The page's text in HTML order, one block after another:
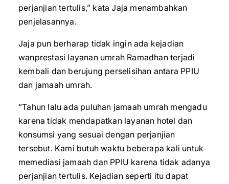
perjanjian tertulis,” kata Jaja menambahkan
penjelasannya.
Jaja pun berharap tidak ingin ada kejadian
wanprestasi layanan umrah Ramadhan terjadi
kembali dan berujung perselisihan antara PPIU
dan jamaah umrah.
“Tahun lalu ada puluhan jamaah umrah mengadu
karena tidak mendapatkan layanan hotel dan
konsumsi yang sesuai dengan perjanjian
tersebut. Kami butuh waktu beberapa kali untuk
memediasi jamaah dan PPIU karena tidak adanya
perjanjian tertulis. Kejadian seperti itu dapat